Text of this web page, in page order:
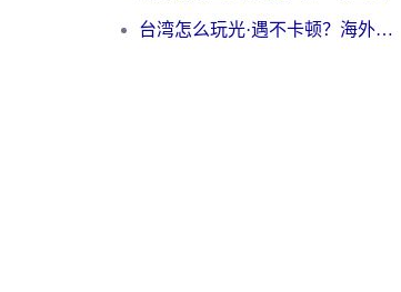
台湾怎么玩光·遇不卡顿？海外党国服游戏加速终极攻略（附实测体验）